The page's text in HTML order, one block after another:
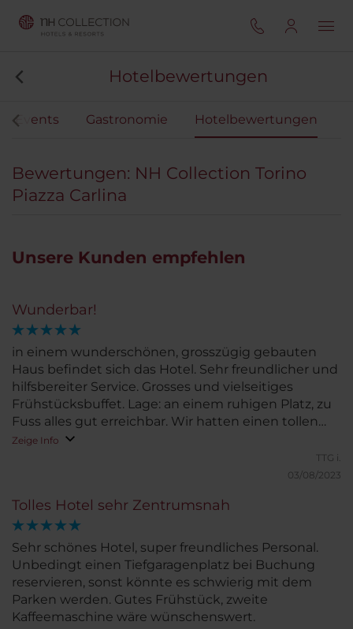
Hotelbewertungen
Events Gastronomie Hotelbewertungen
Bewertungen: NH Collection Torino
Piazza Carlina
Unsere Kunden empfehlen
Wunderbar!
in einem wunderschönen, grosszügig gebauten
Haus befindet sich das Hotel. Sehr freundlicher und
hilfsbereiter Service. Grosses und vielseitiges
Frühstücksbuffet. Lage: an einem ruhigen Platz, zu
Fuss alles gut erreichbar. Wir hatten einen tollen
Aufenthalt!
Zeige Info
TTG i.
03/08/2023
Tolles Hotel sehr Zentrumsnah
Sehr schönes Hotel, super freundliches Personal.
Unbedingt einen Tiefgaragenplatz bei Buchung
reservieren, sonst könnte es schwierig mit dem
Parken werden. Gutes Frühstück, zweite
Kaffeemaschine wäre wünschenswert.